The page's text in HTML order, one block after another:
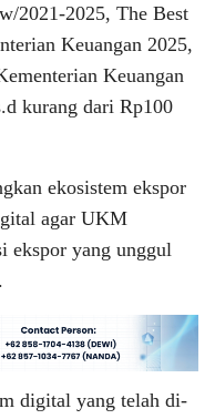
2021-2025, The Best
Keuangan 2025,
Keuangan
kurang dari Rp100
ekosistem ekspor
agar UKM
ekspor yang unggul
digital yang telah di-